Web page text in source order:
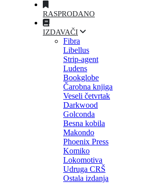
RASPRODANO
IZDAVAČI
Fibra
Libellus
Strip-agent
Ludens
Bookglobe
Čarobna knjiga
Veseli četvrtak
Darkwood
Golconda
Besna kobila
Makondo
Phoenix Press
Komiko
Lokomotiva
Udruga CRŠ
Ostala izdanja